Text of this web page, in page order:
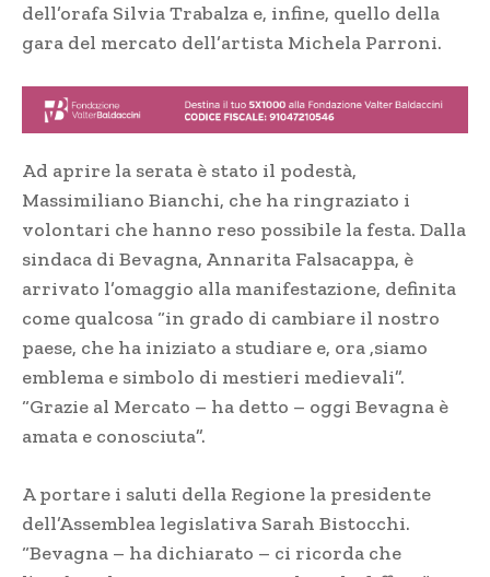
dell’orafa Silvia Trabalza e, infine, quello della
gara del mercato dell’artista Michela Parroni.
Ad aprire la serata è stato il podestà,
Massimiliano Bianchi, che ha ringraziato i
volontari che hanno reso possibile la festa. Dalla
sindaca di Bevagna, Annarita Falsacappa, è
arrivato l’omaggio alla manifestazione, definita
come qualcosa “in grado di cambiare il nostro
paese, che ha iniziato a studiare e, ora ,siamo
emblema e simbolo di mestieri medievali”.
“Grazie al Mercato – ha detto – oggi Bevagna è
amata e conosciuta”.
A portare i saluti della Regione la presidente
dell’Assemblea legislativa Sarah Bistocchi.
“Bevagna – ha dichiarato – ci ricorda che